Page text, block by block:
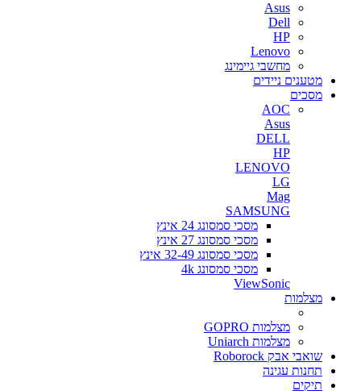
Asus
Dell
HP
Lenovo
מחשבי גיימינג
מטענים ניידים
מסכים
AOC
Asus
DELL
HP
LENOVO
LG
Mag
SAMSUNG
מסכי סמסונג 24 אינץ
מסכי סמסונג 27 אינץ
מסכי סמסונג 32-49 אינץ
מסכי סמסונג 4k
ViewSonic
מצלמות
מצלמות GOPRO
מצלמות Uniarch
שואבי אבק Roborock
תחנות עגינה
תיקים